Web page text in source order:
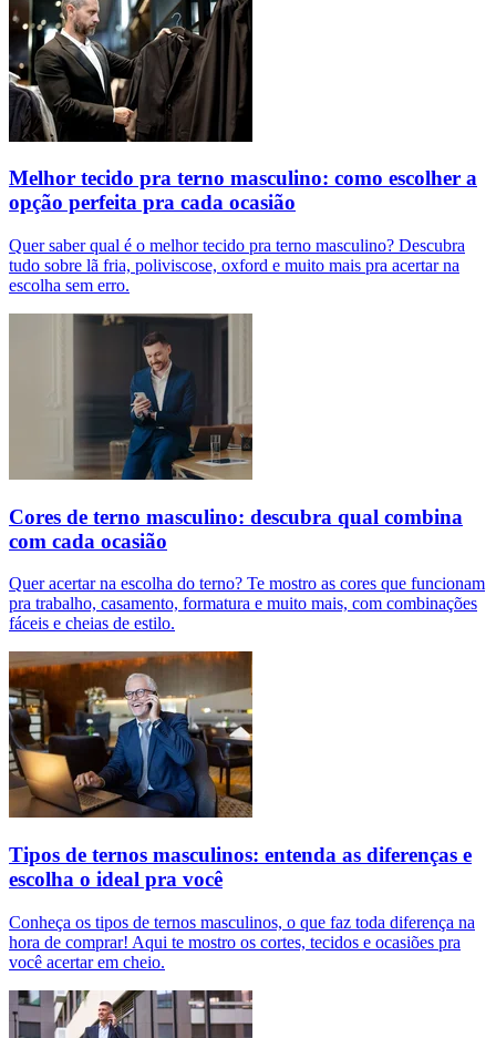
Melhor tecido pra terno masculino: como escolher a
opção perfeita pra cada ocasião
Quer saber qual é o melhor tecido pra terno masculino? Descubra
tudo sobre lã fria, poliviscose, oxford e muito mais pra acertar na
escolha sem erro.
Cores de terno masculino: descubra qual combina
com cada ocasião
Quer acertar na escolha do terno? Te mostro as cores que funcionam
pra trabalho, casamento, formatura e muito mais, com combinações
fáceis e cheias de estilo.
Tipos de ternos masculinos: entenda as diferenças e
escolha o ideal pra você
Conheça os tipos de ternos masculinos, o que faz toda diferença na
hora de comprar! Aqui te mostro os cortes, tecidos e ocasiões pra
você acertar em cheio.